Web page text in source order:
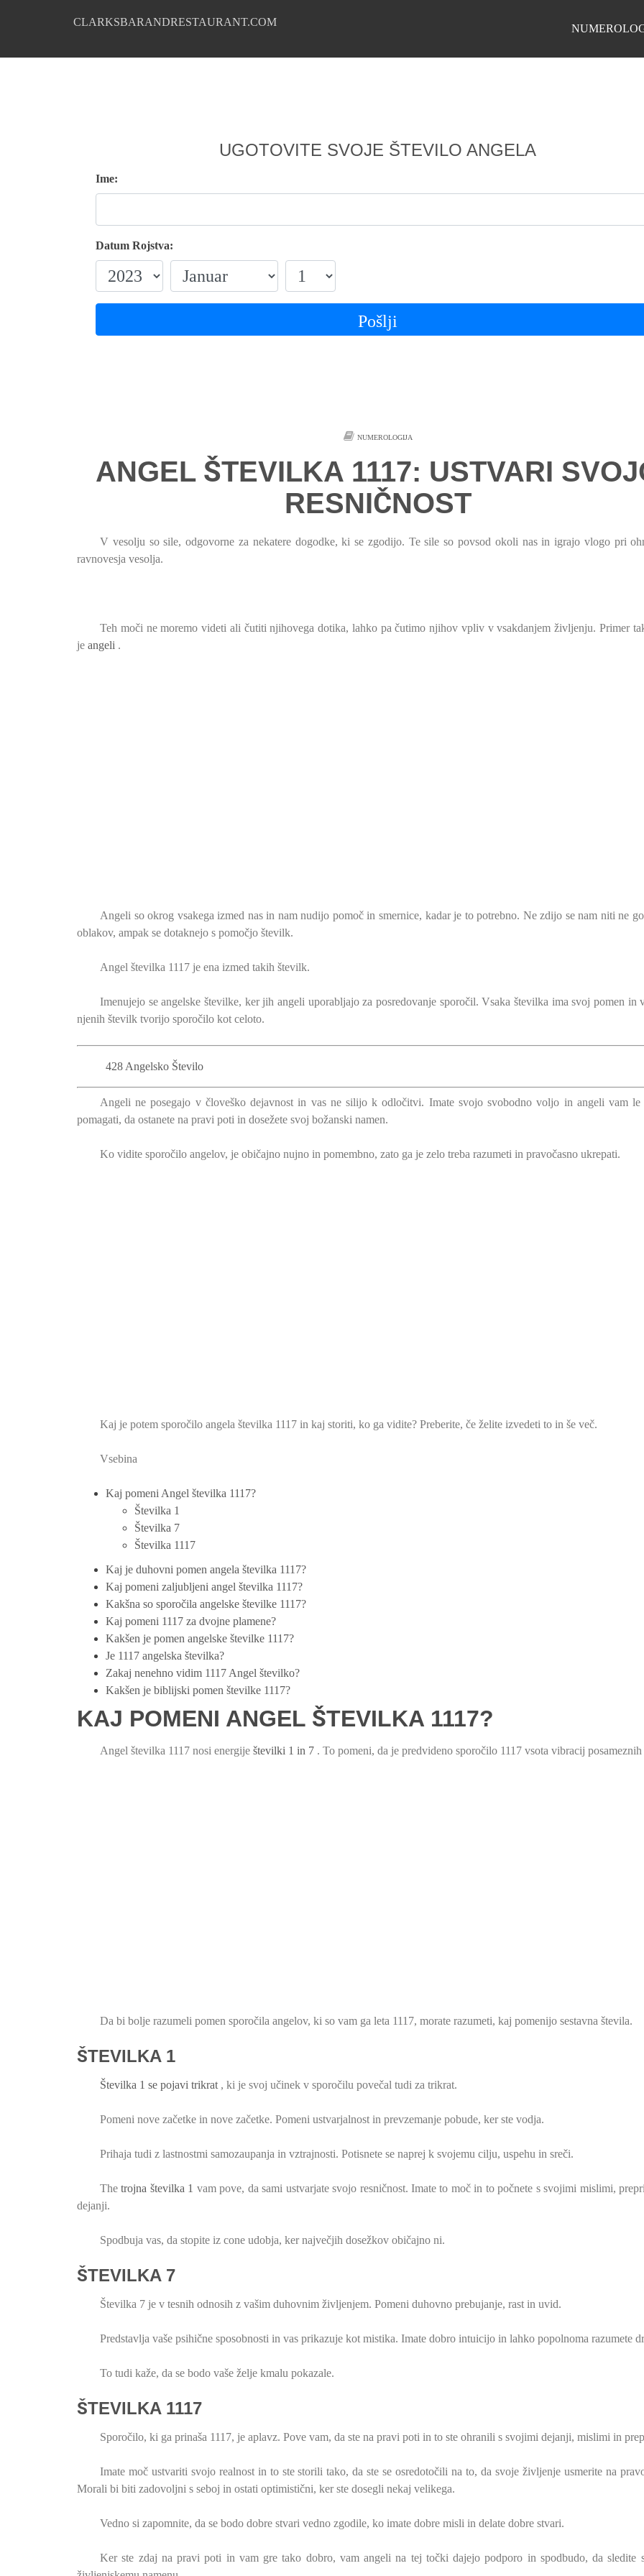
CLARKSBARANDRESTAURANT.COM
UGOTOVITE SVOJE ŠTEVILO ANGELA
Ime:
Datum Rojstva:
Pošlji
NUMEROLOGIJA
ANGEL ŠTEVILKA 1117: USTVARI
RESNIČNOST
V vesolju so sile, odgovorne za nekatere dogodke, ki se zgodijo. Te sile so povsod okoli nas in igrajo vlogo pri
ravnovesja vesolja.
Teh moči ne moremo videti ali čutiti njihovega dotika, lahko pa čutimo njihov vpliv v vsakdanjem življenju. Primer
je angeli .
Angeli so okrog vsakega izmed nas in nam nudijo pomoč in smernice, kadar je to potrebno. Ne zdijo se nam niti ne
oblakov, ampak se dotaknejo s pomočjo številk.
Angel številka 1117 je ena izmed takih številk.
Imenujejo se angelske številke, ker jih angeli uporabljajo za posredovanje sporočil. Vsaka številka ima svoj pomen in
njenih številk tvorijo sporočilo kot celoto.
428 Angelsko Število
Angeli ne posegajo v človeško dejavnost in vas ne silijo k odločitvi. Imate svojo svobodno voljo in angeli vam le
pomagati, da ostanete na pravi poti in dosežete svoj božanski namen.
Ko vidite sporočilo angelov, je običajno nujno in pomembno, zato ga je zelo treba razumeti in pravočasno ukrepati.
Kaj je potem sporočilo angela številka 1117 in kaj storiti, ko ga vidite? Preberite, če želite izvedeti to in še več.
Vsebina
Kaj pomeni Angel številka 1117?
Številka 1
Številka 7
Številka 1117
Kaj je duhovni pomen angela številka 1117?
Kaj pomeni zaljubljeni angel številka 1117?
Kakšna so sporočila angelske številke 1117?
Kaj pomeni 1117 za dvojne plamene?
Kakšen je pomen angelske številke 1117?
Je 1117 angelska številka?
Zakaj nenehno vidim 1117 Angel številko?
Kakšen je biblijski pomen številke 1117?
KAJ POMENI ANGEL ŠTEVILKA 1117?
Angel številka 1117 nosi energije številki 1 in 7 . To pomeni, da je predvideno sporočilo 1117 vsota vibracij
Da bi bolje razumeli pomen sporočila angelov, ki so vam ga leta 1117, morate razumeti, kaj pomenijo sestavna števila.
ŠTEVILKA 1
Številka 1 se pojavi trikrat , ki je svoj učinek v sporočilu povečal tudi za trikrat.
Pomeni nove začetke in nove začetke. Pomeni ustvarjalnost in prevzemanje pobude, ker ste vodja.
Prihaja tudi z lastnostmi samozaupanja in vztrajnosti. Potisnete se naprej k svojemu cilju, uspehu in sreči.
Thetrojna številka 1 vam pove, da sami ustvarjate svojo resničnost. Imate to moč in to počnete s svojimi mislimi,
dejanji.
Spodbuja vas, da stopite iz cone udobja, ker največjih dosežkov običajno ni.
ŠTEVILKA 7
Številka 7 je v tesnih odnosih z vašim duhovnim življenjem. Pomeni duhovno prebujanje, rast in uvid.
Predstavlja vaše psihične sposobnosti in vas prikazuje kot mistika. Imate dobro intuicijo in lahko popolnoma razumete
To tudi kaže, da se bodo vaše želje kmalu pokazale.
ŠTEVILKA 1117
Sporočilo, ki ga prinaša 1117, je aplavz. Pove vam, da ste na pravi poti in to ste ohranili s svojimi dejanji, mislimi in
Imate moč ustvariti svojo realnost in to ste storili tako, da ste se osredotočili na to, da svoje življenje usmerite na
Morali bi biti zadovoljni s seboj in ostati optimistični, ker ste dosegli nekaj velikega.
Vedno si zapomnite, da se bodo dobre stvari vedno zgodile, ko imate dobre misli in delate dobre stvari.
Ker ste zdaj na pravi poti in vam gre tako dobro, vam angeli na tej točki dajejo podporo in spodbudo, da sledite